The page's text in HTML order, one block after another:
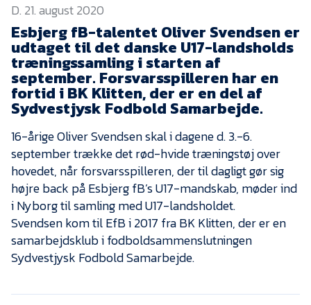
Sydvestjysk Fodbold
Samarbejde
Partnere
Blue Water Arena
Aktionærinformation
Kontakt
Job i EfB
Presse
D. 21. august 2020
Esbjerg fB-talentet Oliver Svendsen er
udtaget til det danske U17-landsholds
træningssamling i starten af
september. Forsvarsspilleren har en
fortid i BK Klitten, der er en del af
Sydvestjysk Fodbold Samarbejde.
16-årige Oliver Svendsen skal i dagene d. 3.-6.
september trække det rød-hvide træningstøj over
hovedet, når forsvarsspilleren, der til dagligt gør sig
højre back på Esbjerg fB’s U17-mandskab, møder ind
i Nyborg til samling med U17-landsholdet.
Svendsen kom til EfB i 2017 fra BK Klitten, der er en
samarbejdsklub i fodboldsammenslutningen
Sydvestjysk Fodbold Samarbejde.